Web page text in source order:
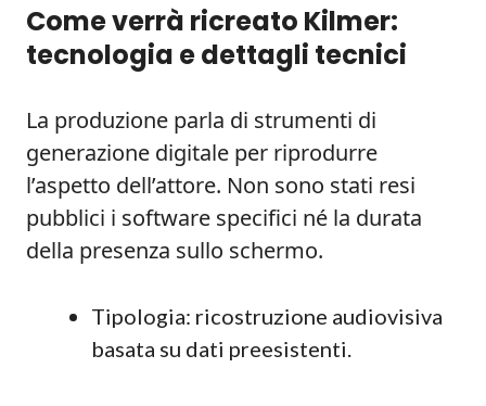
Come verrà ricreato Kilmer:
tecnologia e dettagli tecnici
La produzione parla di strumenti di
generazione digitale per riprodurre
l’aspetto dell’attore. Non sono stati resi
pubblici i software specifici né la durata
della presenza sullo schermo.
Tipologia: ricostruzione audiovisiva
basata su dati preesistenti.